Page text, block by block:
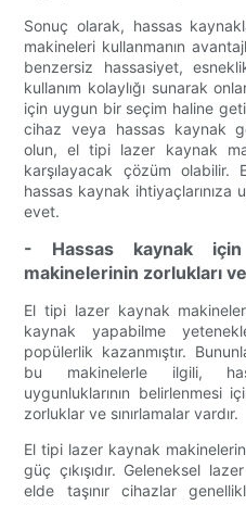
Sonuç olarak, hassas
makineleri kullanmanın
benzersiz hassasiyet,
kullanım kolaylığı sunarak
için uygun bir seçim haline
cihaz veya hassas kaynak
olun, el tipi lazer kaynak
karşılayacak çözüm
hassas kaynak
evet.
- Hassas kaynak
makinelerinin zorlukları ve
El tipi lazer kaynak
kaynak yapabilme
popülerlik kazanmıştır.
bu makinelerle ilgili,
uygunluklarının belirlenmesi
zorluklar ve sınırlamalar vardır.
El tipi lazer kaynak
güç çıkışıdır. Geleneksel
elde taşınır cihazlar